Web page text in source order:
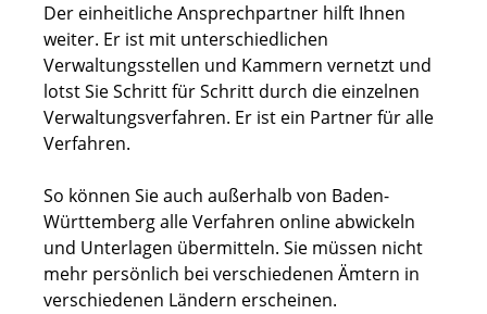
Der einheitliche Ansprechpartner hilft Ihnen
weiter. Er ist mit unterschiedlichen
Verwaltungsstellen und Kammern vernetzt und
lotst Sie Schritt für Schritt durch die einzelnen
Verwaltungsverfahren. Er ist ein Partner für alle
Verfahren.
So können Sie auch außerhalb von Baden-
Württemberg alle Verfahren online abwickeln
und Unterlagen übermitteln. Sie müssen nicht
mehr persönlich bei verschiedenen Ämtern in
verschiedenen Ländern erscheinen.